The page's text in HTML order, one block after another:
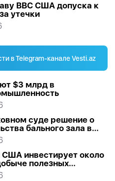
ВВС США допуска к
утечки
в Telegram-канале Vesti.az
$3 млрд в
суде решение о
бального зала в
инвестирует около
полезных